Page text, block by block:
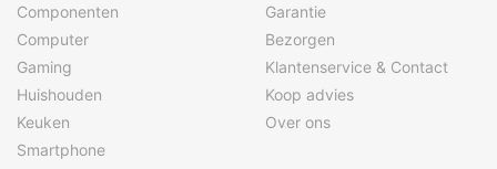
Componenten
Computer
Gaming
Huishouden
Keuken
Smartphone
Garantie
Bezorgen
Klantenservice & Contact
Koop advies
Over ons